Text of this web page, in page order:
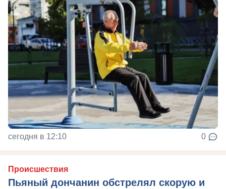
сегодня в 12:10 0
Происшествия
Пьяный дончанин обстрелял скорую и